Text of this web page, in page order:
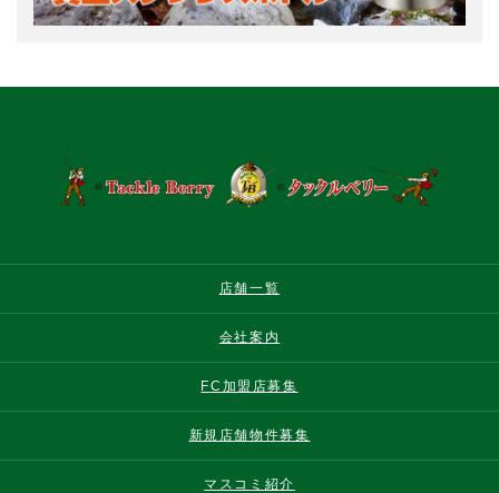
店舗一覧
会社案内
FC加盟店募集
新規店舗物件募集
マスコミ紹介